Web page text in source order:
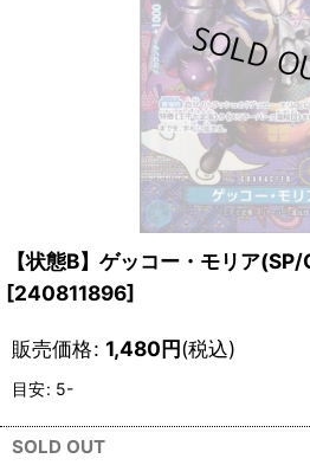
【状態B】ゲッコー・モリア
[240811896]
販売価格: 1,480円(税込)
目安: 5-
SOLD OUT